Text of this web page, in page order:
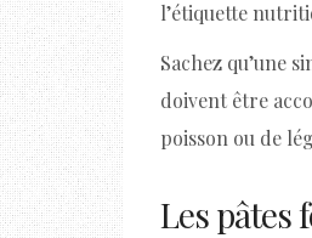
l’étiquette
Sachez qu’une
doivent être
poisson ou de
Les pâtes